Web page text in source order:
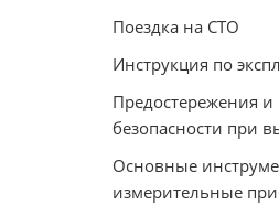
Поездка на СТО
Инструкция по
Предостережения
безопасности при
Основные
измерительные